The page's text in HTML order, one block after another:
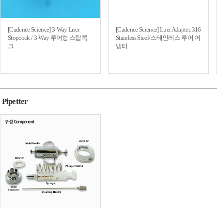
[Cadence Science] 3-Way Luer
Stopcock / 3-Way 루어형 스탑콕
크
[Cadence Science] Luer Adapter, 316
Stainless Steel/스테인레스 루어 어
댑터
Pipetter